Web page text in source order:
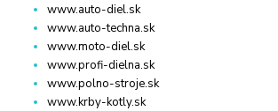
www.auto-diel.sk
www.auto-techna.sk
www.moto-diel.sk
www.profi-dielna.sk
www.polno-stroje.sk
www.krby-kotly.sk